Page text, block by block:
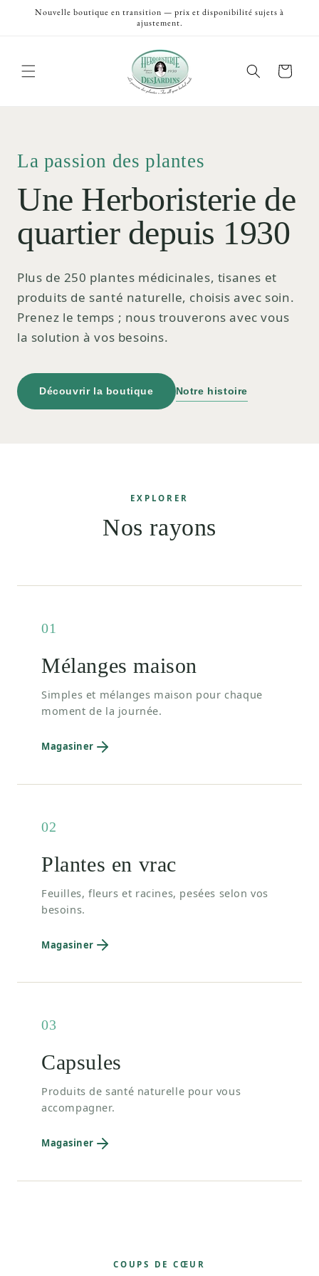
passer
Nouvelle boutique en transition — prix et disponibilité sujets à
ajustement.
Panier
La passion des plantes
Une Herboristerie de
quartier depuis 1930
Plus de 250 plantes médicinales, tisanes et
produits de santé naturelle, choisis avec soin.
Prenez le temps ; nous trouverons avec vous
la solution à vos besoins.
Découvrir la boutique Notre histoire
EXPLORER
Nos rayons
01
Mélanges maison
Simples et mélanges maison pour chaque
moment de la journée.
Magasiner
02
Plantes en vrac
Feuilles, fleurs et racines, pesées selon vos
besoins.
Magasiner
03
Capsules
Produits de santé naturelle pour vous
accompagner.
Magasiner
COUPS DE CŒUR